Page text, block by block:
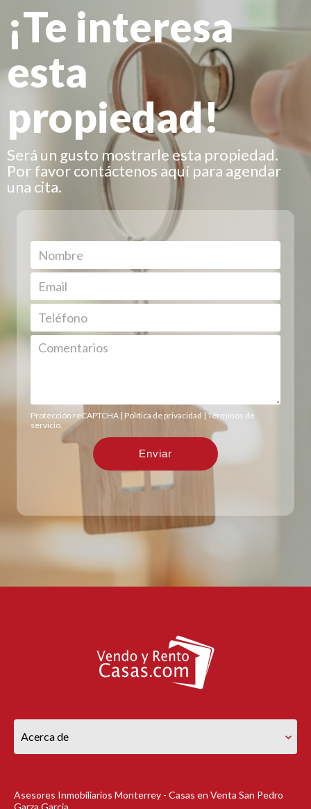
¡Te interesa
esta
propiedad!
Será un gusto mostrarle esta propiedad.
Por favor contáctenos aquí para agendar
una cita.
Protección reCAPTCHA | Política de privacidad |Términos de
servicio
Acerca de
Asesores Inmobiliarios Monterrey - Casas en Venta San Pedro
Garza Garcia